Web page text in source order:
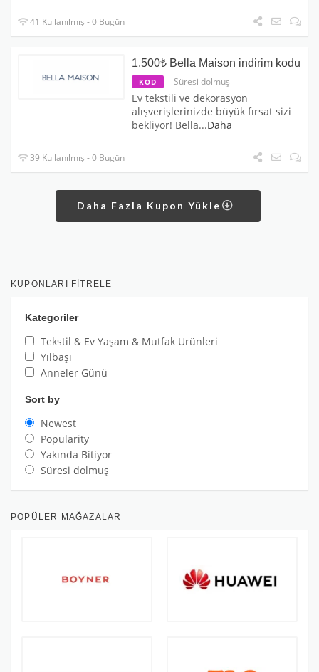
41 Kullanılmış - 0 Bugün
1.500₺ Bella Maison indirim kodu
KOD Süresi dolmuş
Ev tekstili ve dekorasyon
alışverişlerinizde büyük fırsat sizi
bekliyor! Bella...Daha
39 Kullanılmış - 0 Bugün
Daha Fazla Kupon Yükle
KUPONLARI FITRELE
Kategoriler
Tekstil & Ev Yaşam & Mutfak Ürünleri
Yılbaşı
Anneler Günü
Sort by
Newest
Popularity
Yakında Bitiyor
Süresi dolmuş
POPÜLER MAĞAZALAR